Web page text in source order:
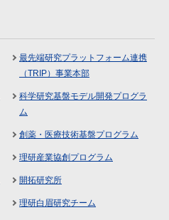
最先端研究プラットフォーム連携
（TRIP）事業本部
科学研究基盤モデル開発プログラ
ム
創薬・医療技術基盤プログラム
理研産業協創プログラム
開拓研究所
理研白眉研究チーム